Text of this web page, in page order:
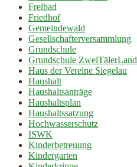
Freibad
Friedhof
Gemeindewald
Gesellschafterversammlung
Grundschule
Grundschule ZweiTälerLand
Haus der Vereine Siegelau
Haushalt
Haushaltsanträge
Haushaltsplan
Haushaltssatzung
Hochwasserschutz
ISWK
Kinderbetreuung
Kindergarten